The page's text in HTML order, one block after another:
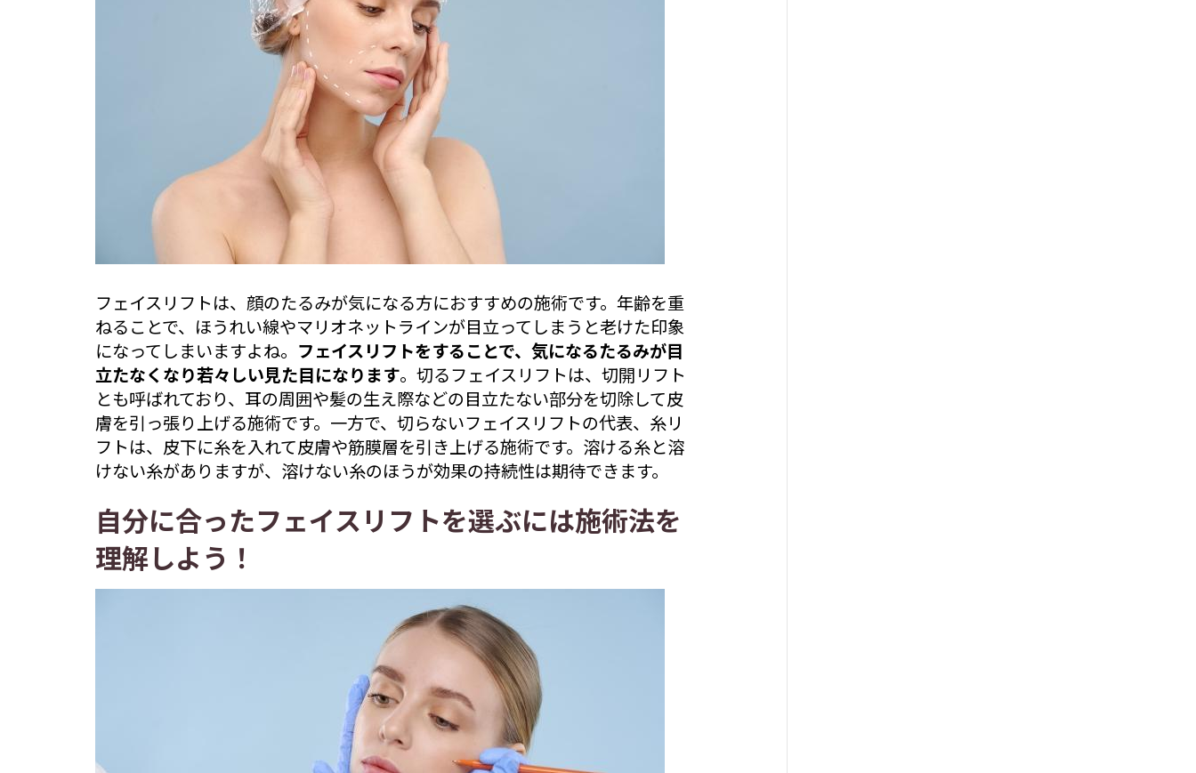
フェイスリフトは、顔のたるみが気になる方におすすめの施術です。年齢を重
ねることで、ほうれい線やマリオネットラインが目立ってしまうと老けた印象
になってしまいますよね。 フェイスリフトをすることで、気になるたるみが目
立たなくなり若々しい見た目になります。切るフェイスリフトは、切開リフト
とも呼ばれており、耳の周囲や髪の生え際などの目立たない部分を切除して皮
膚を引っ張り上げる施術です。一方で、切らないフェイスリフトの代表、糸リ
フトは、皮下に糸を入れて皮膚や筋膜層を引き上げる施術です。溶ける糸と溶
けない糸がありますが、溶けない糸のほうが効果の持続性は期待できます。
自分に合ったフェイスリフトを選ぶには施術法を
理解しよう！